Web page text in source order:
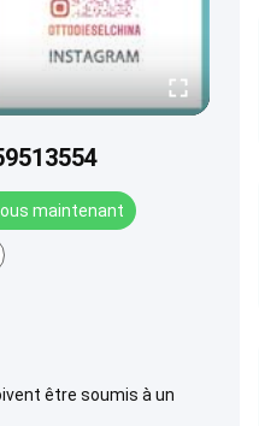
maintenant
être soumis à un